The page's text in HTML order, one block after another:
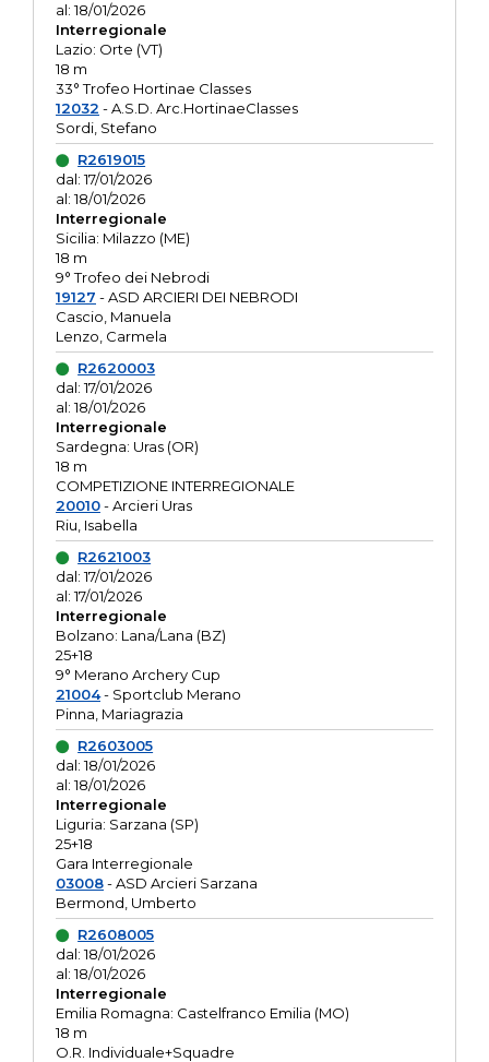
al: 18/01/2026
Interregionale
Lazio: Orte (VT)
18 m
33° Trofeo Hortinae Classes
12032 - A.S.D. Arc.HortinaeClasses
Sordi, Stefano
R2619015
dal: 17/01/2026
al: 18/01/2026
Interregionale
Sicilia: Milazzo (ME)
18 m
9° Trofeo dei Nebrodi
19127 - ASD ARCIERI DEI NEBRODI
Cascio, Manuela
Lenzo, Carmela
R2620003
dal: 17/01/2026
al: 18/01/2026
Interregionale
Sardegna: Uras (OR)
18 m
COMPETIZIONE INTERREGIONALE
20010- Arcieri Uras
Riu, Isabella
R2621003
dal: 17/01/2026
al: 17/01/2026
Interregionale
Bolzano: Lana/Lana (BZ)
25+18
9° Merano Archery Cup
21004- Sportclub Merano
Pinna, Mariagrazia
R2603005
dal: 18/01/2026
al: 18/01/2026
Interregionale
Liguria: Sarzana (SP)
25+18
Gara Interregionale
03008- ASD Arcieri Sarzana
Bermond, Umberto
R2608005
dal: 18/01/2026
al: 18/01/2026
Interregionale
Emilia Romagna: Castelfranco Emilia (MO)
18 m
O.R. Individuale+Squadre